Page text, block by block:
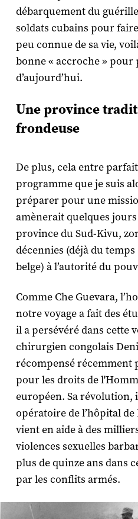
débarquement du
soldats cubains pour
peu connue de sa vie,
bonne « accroche » pour
d’aujourd’hui.
Une province
frondeuse
De plus, cela entre
programme que je suis
préparer pour une
amènerait quelques jours
province du Sud-Kivu,
décennies (déjà du
belge) à l’autorité du
Comme Che Guevara,
notre voyage a fait des
il a persévéré dans cette
chirurgien congolais
récompensé récemment
pour les droits de
européen. Sa révolution,
opératoire de l’hôpital
vient en aide à des
violences sexuelles
plus de quinze ans dans
par les conflits armés.